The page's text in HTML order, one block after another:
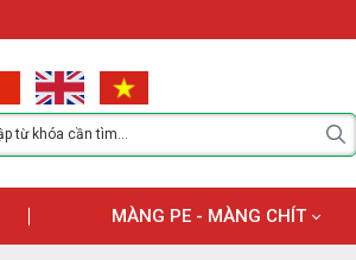
MÀNG PE - MÀNG CHÍT